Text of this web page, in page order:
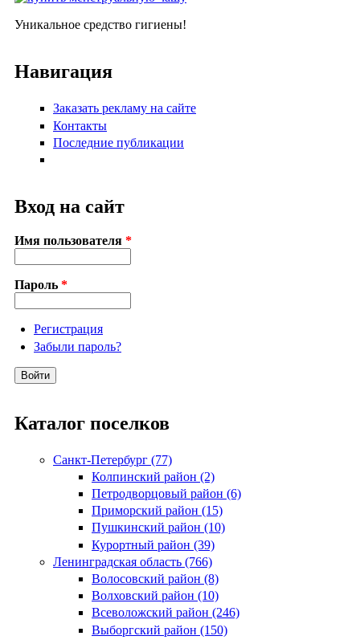
Уникальное средство гигиены!
Навигация
Заказать рекламу на сайте
Контакты
Последние публикации
Вход на сайт
Имя пользователя *
Пароль *
Регистрация
Забыли пароль?
Каталог поселков
Санкт-Петербург (77)
Колпинский район (2)
Петродворцовый район (6)
Приморский район (15)
Пушкинский район (10)
Курортный район (39)
Ленинградская область (766)
Волосовский район (8)
Волховский район (10)
Всеволожский район (246)
Выборгский район (150)